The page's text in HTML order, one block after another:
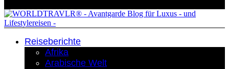
Reiseberichte
Afrika
Arabische Welt